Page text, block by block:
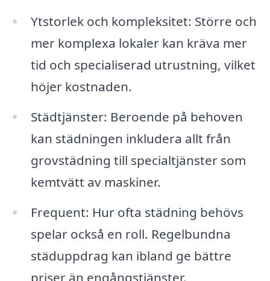
Ytstorlek och kompleksitet: Större och
mer komplexa lokaler kan kräva mer
tid och specialiserad utrustning, vilket
höjer kostnaden.
Städtjänster: Beroende på behoven
kan städningen inkludera allt från
grovstädning till specialtjänster som
kemtvätt av maskiner.
Frequent: Hur ofta städning behövs
spelar också en roll. Regelbundna
städuppdrag kan ibland ge bättre
priser än engångstjänster.